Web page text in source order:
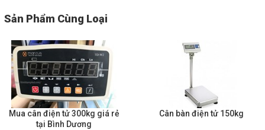
Sản Phẩm Cùng Loại
Mua cân điện tử 300kg giá rẻ
tại Bình Dương
Cân bàn điện tử 150kg